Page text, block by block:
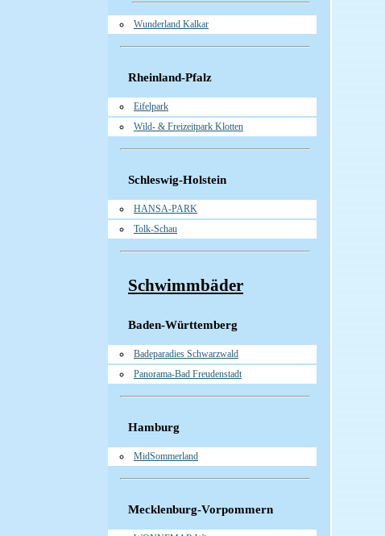
Wunderland Kalkar
Rheinland-Pfalz
Eifelpark
Wild- & Freizeitpark Klotten
Schleswig-Holstein
HANSA-PARK
Tolk-Schau
Schwimmbäder
Baden-Württemberg
Badeparadies Schwarzwald
Panorama-Bad Freudenstadt
Hamburg
MidSommerland
Mecklenburg-Vorpommern